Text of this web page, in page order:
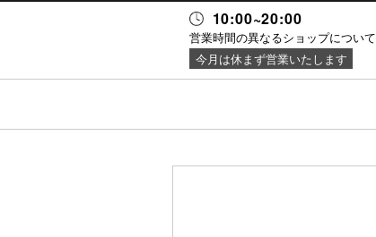
10:00~20:00
営業時間の異なるショップについて
今月は休まず営業いたします